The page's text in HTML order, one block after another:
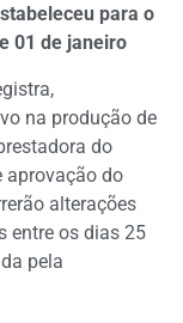
para o
01 de janeiro
na produção de
do
aprovação do
alterações
entre os dias 25
pela